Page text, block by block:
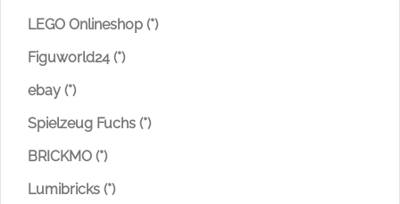
LEGO Onlineshop (*)
Figuworld24 (*)
ebay (*)
Spielzeug Fuchs (*)
BRICKMO (*)
Lumibricks (*)